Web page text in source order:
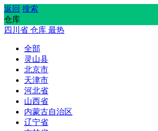
返回 搜索
仓库
四川省 仓库 最热
全部
灵山县
北京市
天津市
河北省
山西省
内蒙古自治区
辽宁省